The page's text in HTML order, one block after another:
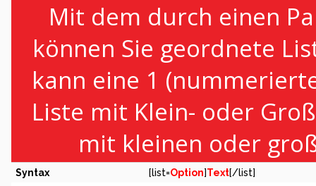
Mit dem durch einen
können Sie geordnete
kann eine 1
Liste mit Klein- oder
mit kleinen oder
Syntax [list=Option]Text[/list]